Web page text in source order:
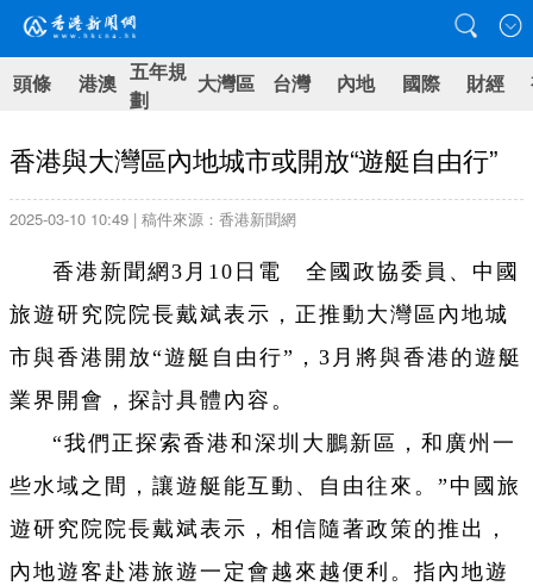
頭條 港澳 五年規
劃
大灣區 台灣 內地 國際 財經
香港與大灣區內地城市或開放“遊艇自由行”
2025-03-10 10:49 | 稿件來源：香港新聞網
香港新聞網3月10日電 全國政協委員、中國
旅遊研究院院長戴斌表示，正推動大灣區內地城
市與香港開放“遊艇自由行”，3月將與香港的遊艇
業界開會，探討具體內容。
“我們正探索香港和深圳大鵬新區，和廣州一
些水域之間，讓遊艇能互動、自由往來。”中國旅
遊研究院院長戴斌表示，相信隨著政策的推出，
內地遊客赴港旅遊一定會越來越便利。指內地遊